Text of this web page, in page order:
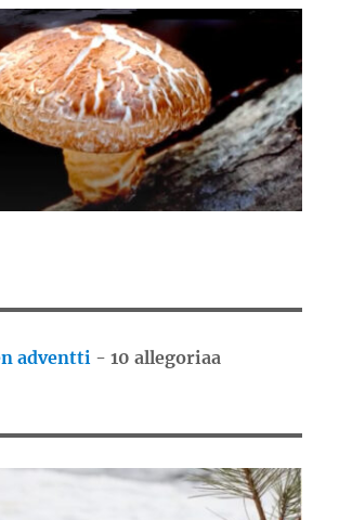
adventti - 10 allegoriaa